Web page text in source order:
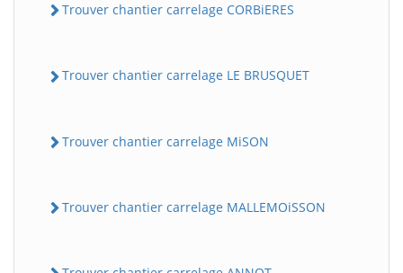
Trouver chantier carrelage CORBiERES
Trouver chantier carrelage LE BRUSQUET
Trouver chantier carrelage MiSON
Trouver chantier carrelage MALLEMOiSSON